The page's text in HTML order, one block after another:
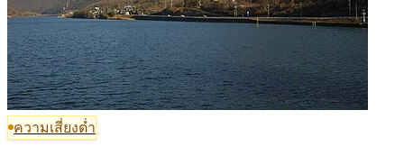
ความเสี่ยงต่ำ